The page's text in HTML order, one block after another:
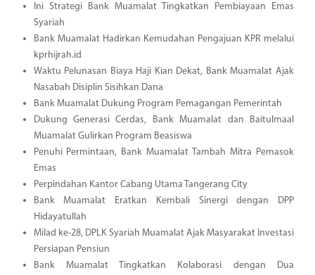
Ini Strategi Bank Muamalat Tingkatkan Pembiayaan Emas
Syariah
Bank Muamalat Hadirkan Kemudahan Pengajuan KPR melalui
kprhijrah.id
Waktu Pelunasan Biaya Haji Kian Dekat, Bank Muamalat Ajak
Nasabah Disiplin Sisihkan Dana
Bank Muamalat Dukung Program Pemagangan Pemerintah
Dukung Generasi Cerdas, Bank Muamalat dan Baitulmaal
Muamalat Gulirkan Program Beasiswa
Penuhi Permintaan, Bank Muamalat Tambah Mitra Pemasok
Emas
Perpindahan Kantor Cabang Utama Tangerang City
Bank Muamalat Eratkan Kembali Sinergi dengan DPP
Hidayatullah
Milad ke-28, DPLK Syariah Muamalat Ajak Masyarakat Investasi
Persiapan Pensiun
Bank Muamalat Tingkatkan Kolaborasi dengan Dua